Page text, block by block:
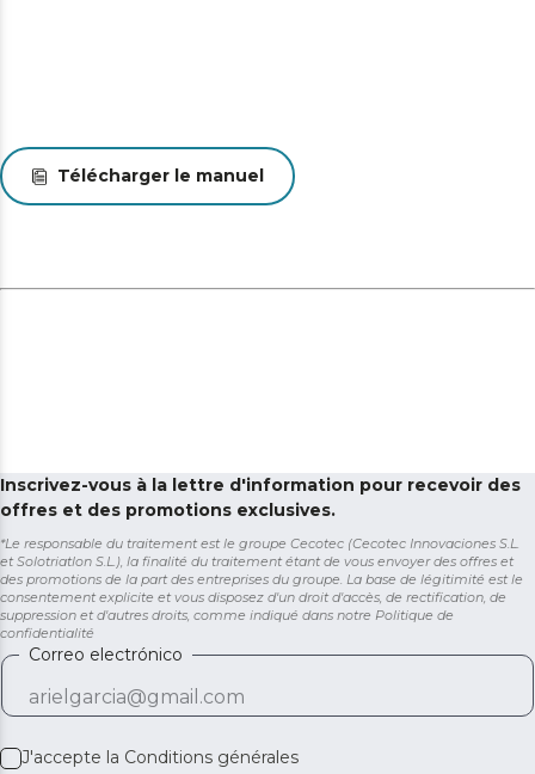
Télécharger le manuel
Inscrivez-vous à la lettre d'information pour recevoir des
offres et des promotions exclusives.
*Le responsable du traitement est le groupe Cecotec (Cecotec Innovaciones S.L.
et Solotriatlon S.L.), la finalité du traitement étant de vous envoyer des offres et
des promotions de la part des entreprises du groupe. La base de légitimité est le
consentement explicite et vous disposez d'un droit d'accès, de rectification, de
suppression et d'autres droits, comme indiqué dans notre Politique de
confidentialité
Correo electrónico
J'accepte la Conditions générales